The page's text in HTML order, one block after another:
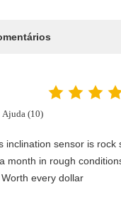
Ajuda (10)
inclination sensor is rock
month in rough
every dollar